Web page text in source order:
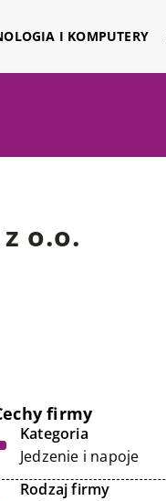
I KOMPUTERY
o.o.
firmy
Kategoria
Jedzenie i napoje
Rodzaj firmy